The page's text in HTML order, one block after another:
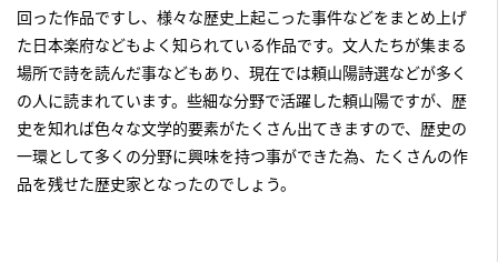
回った作品ですし、様々な歴史上起こった事件などをまとめ上げ
た日本楽府などもよく知られている作品です。文人たちが集まる
場所で詩を読んだ事などもあり、現在では頼山陽詩選などが多く
の人に読まれています。些細な分野で活躍した頼山陽ですが、歴
史を知れば色々な文学的要素がたくさん出てきますので、歴史の
一環として多くの分野に興味を持つ事ができた為、たくさんの作
品を残せた歴史家となったのでしょう。